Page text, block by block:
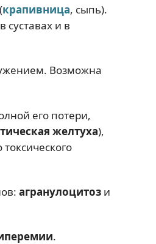
крапивница, сыпь).
и в
Возможна
его потери,
желтуха),
токсического
агранулоцитоз и
.